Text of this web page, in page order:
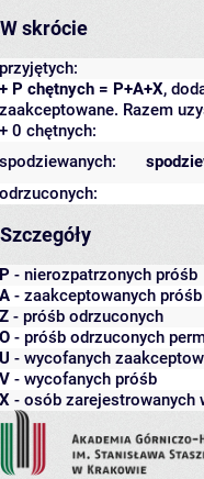
W skrócie
przyjętych:
+ P chętnych = P+A+X,
zaakceptowane. Razem
+ 0 chętnych:
spodziewanych:
odrzuconych:
Szczegóły
P - nierozpatrzonych próśb
A - zaakceptowanych próśb
Z - próśb odrzuconych
O - próśb odrzuconych
U - wycofanych
V - wycofanych próśb
X - osób zarejestrowanych